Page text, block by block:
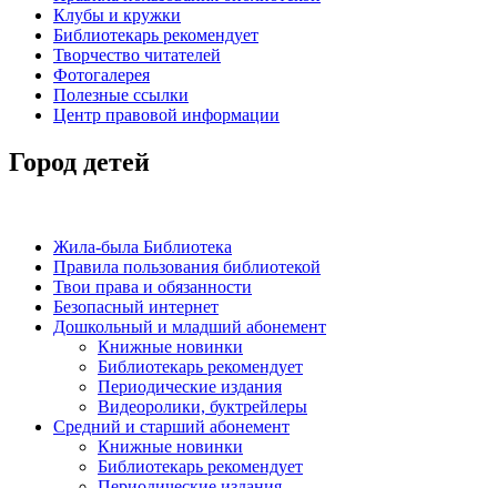
Клубы и кружки
Библиотекарь рекомендует
Творчество читателей
Фотогалерея
Полезные ссылки
Центр правовой информации
Город детей
Жила-была Библиотека
Правила пользования библиотекой
Твои права и обязанности
Безопасный интернет
Дошкольный и младший абонемент
Книжные новинки
Библиотекарь рекомендует
Периодические издания
Видеоролики, буктрейлеры
Средний и старший абонемент
Книжные новинки
Библиотекарь рекомендует